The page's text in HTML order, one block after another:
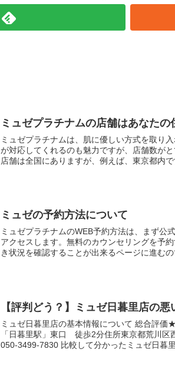
ミュゼプラチナムの店舗はあなた
ミュゼプラチナムは、肌に優しい方式を取り
が対応してくれるのも魅力ですが、店舗数が
店舗は全国にありますが、例えば、東京都内
ミュゼの予約方法について
ミュゼプラチナムのWEB予約方法は、まず公
アクセスします。無料のカウンセリングを予
き状況を確認することが出来るページに進む
【評判どう？】ミュゼ日暮里店の
ミュゼ日暮里店の基本情報について 総
「日暮里駅」東口 徒歩2分住所東京都荒川
050-3499-7830 比較して分かったミュゼ日暮里